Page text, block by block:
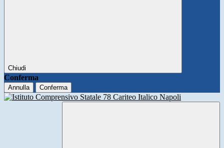
Chiudi
Conferma
Annulla Conferma